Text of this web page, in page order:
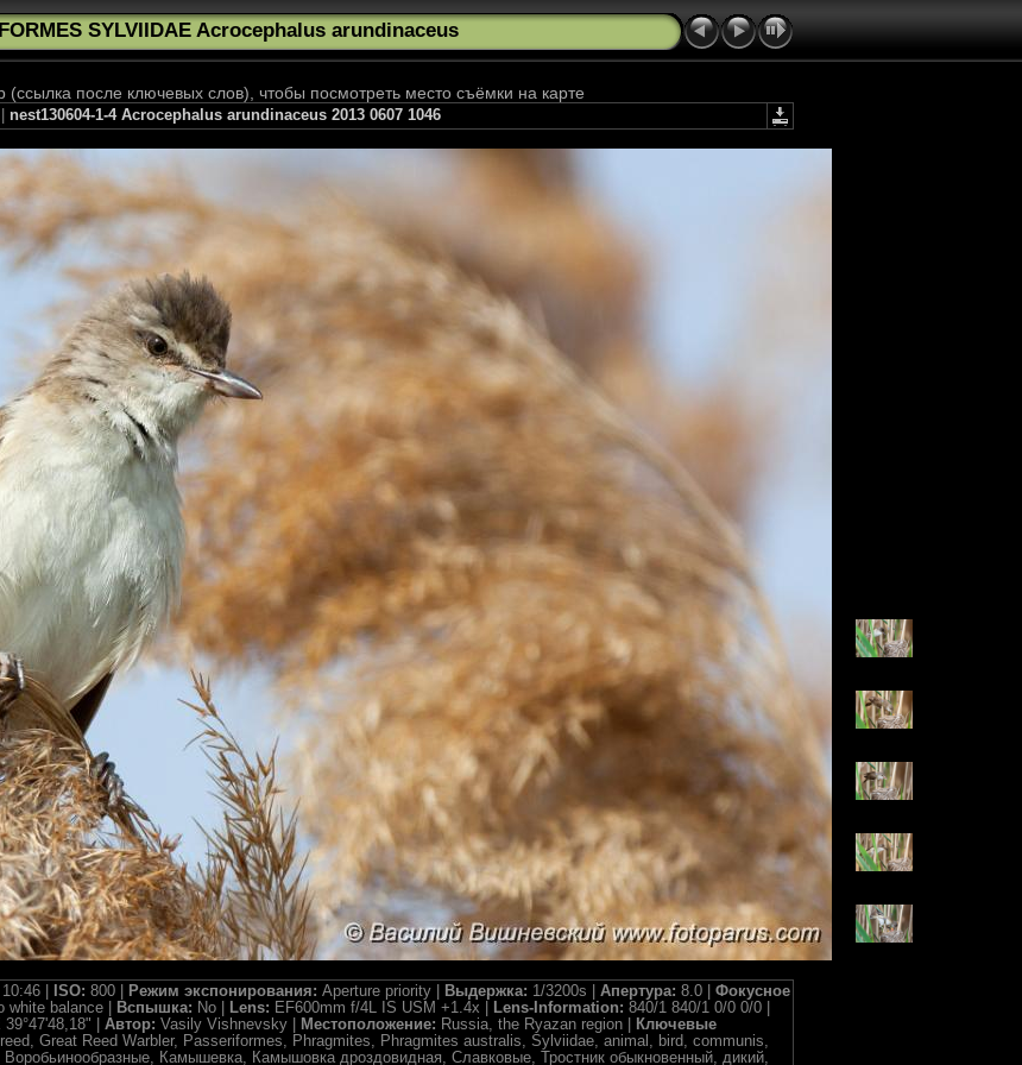
SYLVIIDAE Acrocephalus arundinaceus
после ключевых слов), чтобы посмотреть место съёмки на карте
nest130604-1-4 Acrocephalus arundinaceus 2013 0607 1046
| ISO: 800 | Режим экспонирования: Aperture priority | Выдержка: 1/3200s | Апертура: 8.0 | Фокусное
white balance | Вспышка: No | Lens: EF600mm f/4L IS USM +1.4x | Lens-Information: 840/1 840/1 0/0 0/0 |
39°47'48,18" | Автор: Vasily Vishnevsky | Местоположение: Russia, the Ryazan region |
Ключевые
Great Reed Warbler, Passeriformes, Phragmites, Phragmites australis, Sylviidae, animal, bird, communis,
Камышевка, Камышовка дроздовидная, Славковые, Тростник обыкновенный, дикий,